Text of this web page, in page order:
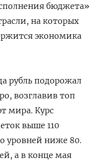
бюджета»
на которых
экономика
рубль подорожал
возглавив топ
мира. Курс
выше 110
уровней ниже 80.
а в конце мая